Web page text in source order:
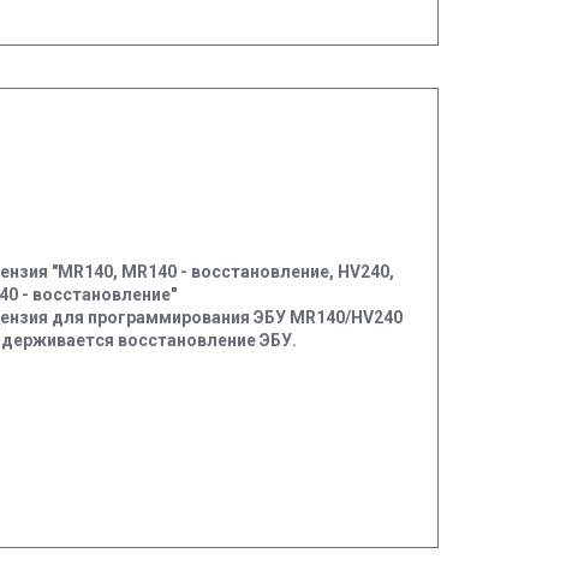
"MR140, MR140 - восстановление, HV240,
- восстановление"
для программирования ЭБУ MR140/HV240
восстановление ЭБУ.